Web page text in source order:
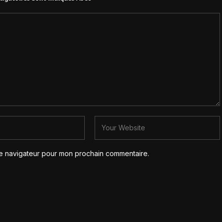
navigateur pour mon prochain commentaire.